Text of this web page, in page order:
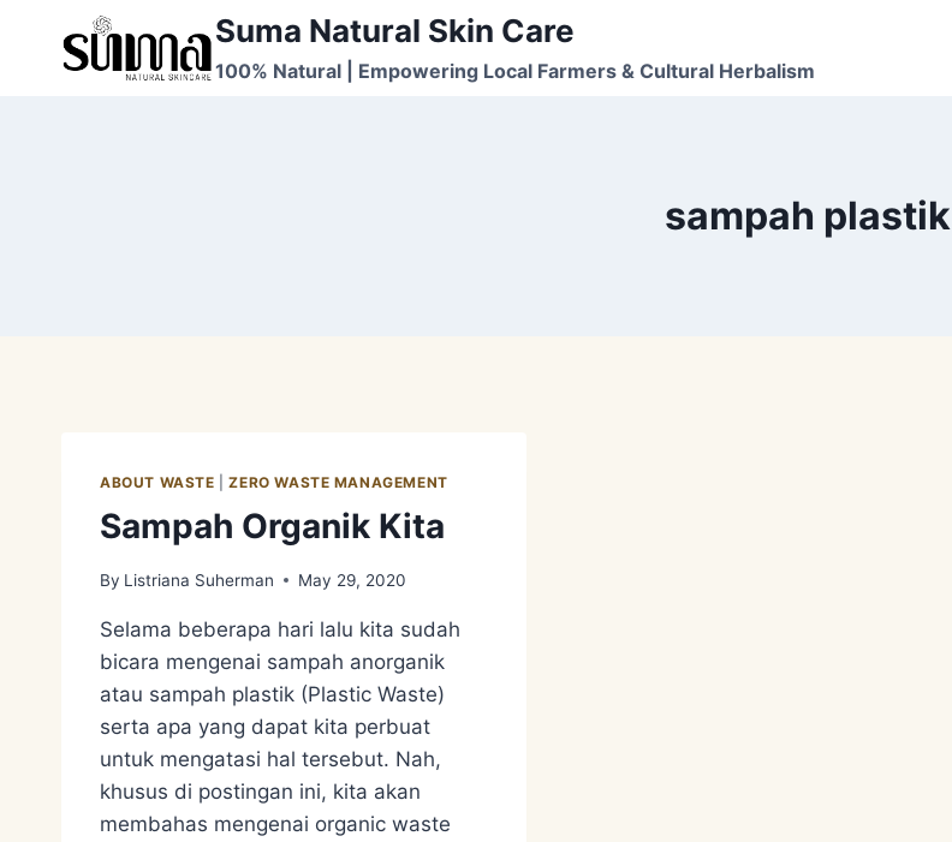
Suma Natural Skin Care
100% Natural | Empowering Local Farmers & Cultural Herbalism
sampah plastik
ABOUT WASTE |ZERO WASTE MANAGEMENT
Sampah Organik Kita
By Listriana Suherman May 29, 2020
Selama beberapa hari lalu kita sudah
bicara mengenai sampah anorganik
atau sampah plastik (Plastic Waste)
serta apa yang dapat kita perbuat
untuk mengatasi hal tersebut. Nah,
khusus di postingan ini, kita akan
membahas mengenai organic waste